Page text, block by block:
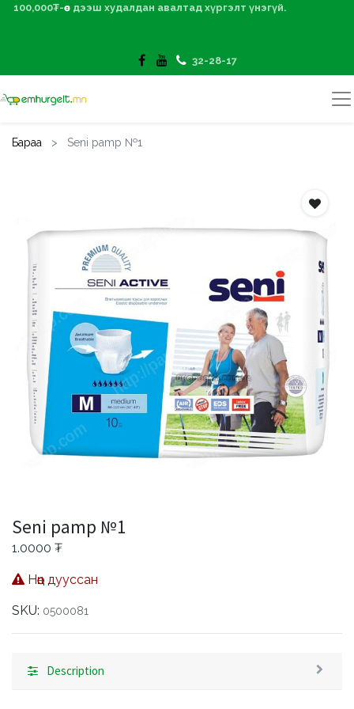
100,000₮-өөс дээш худалдан авалтад хүргэлт үнэгүй.
32-28-17
Бараа Seni pamp №1
Seni pamp №1
1.0000 ₮
Нөөц дууссан
SKU: 0500081
Description